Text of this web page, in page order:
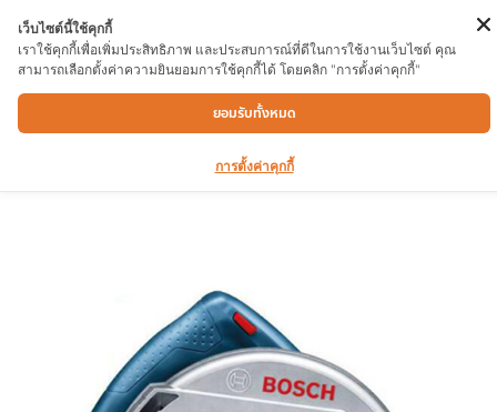
เลื่อยวงเดือน BOSCH GKS 7000
เว็บไซต์นี้ใช้คุกกี้
เราใช้คุกกี้เพื่อเพิ่มประสิทธิภาพ และประสบการณ์ที่ดีในการใช้งานเว็บไซต์ คุณ
สามารถเลือกตั้งค่าความยินยอมการใช้คุกกี้ได้ โดยคลิก "การตั้งค่าคุกกี้"
ยอมรับทั้งหมด
การตั้งค่าคุกกี้